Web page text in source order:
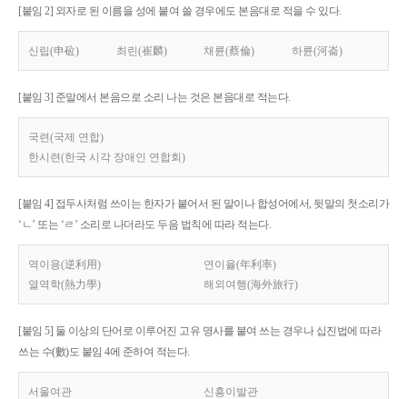
[붙임 2] 외자로 된 이름을 성에 붙여 쓸 경우에도 본음대로 적을 수 있다.
신립(申砬) 최린(崔麟) 채륜(蔡倫) 하륜(河崙)
[붙임 3] 준말에서 본음으로 소리 나는 것은 본음대로 적는다.
국련(국제 연합)
한시련(한국 시각 장애인 연합회)
[붙임 4] 접두사처럼 쓰이는 한자가 붙어서 된 말이나 합성어에서, 뒷말의 첫소리가
‘ㄴ’ 또는 ‘ㄹ’ 소리로 나더라도 두음 법칙에 따라 적는다.
역이용(逆利用)
연이율(年利率)
열역학(熱力學)
해외여행(海外旅行)
[붙임 5] 둘 이상의 단어로 이루어진 고유 명사를 붙여 쓰는 경우나 십진법에 따라
쓰는 수(數)도 붙임 4에 준하여 적는다.
서울여관 신흥이발관